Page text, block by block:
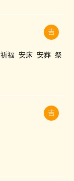
吉
祈福 安床 安葬 祭
吉